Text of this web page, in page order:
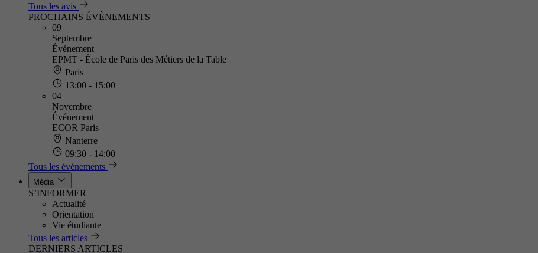
Tous les avis
PROCHAINS ÉVÈNEMENTS
09
Septembre
Événement
EPMT - École de Paris des Métiers de la Table
Paris
13:00 - 15:00
04
Novembre
Événement
ECOR Paris
Nanterre
09:30 - 14:00
Tous les événements
Média
S’INFORMER
Actualité
Orientation
Vie étudiante
Tous les articles
DERNIERS ARTICLES